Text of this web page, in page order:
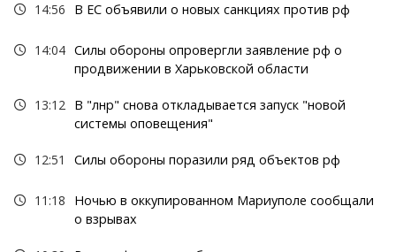
14:56 В ЕС объявили о новых санкциях против рф
14:04 Силы обороны опровергли заявление рф о
продвижении в Харьковской области
13:12 В "лнр" снова откладывается запуск "новой
системы оповещения"
12:51 Силы обороны поразили ряд объектов рф
11:18
Ночью в оккупированном Мариуполе сообщали
о взрывах